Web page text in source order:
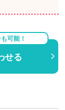
可能！
せる